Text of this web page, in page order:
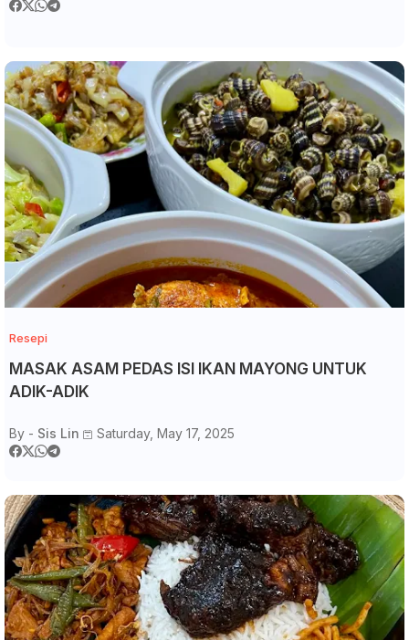
Resepi
MASAK ASAM PEDAS ISI IKAN MAYONG UNTUK
ADIK-ADIK
By - Sis Lin Saturday, May 17, 2025